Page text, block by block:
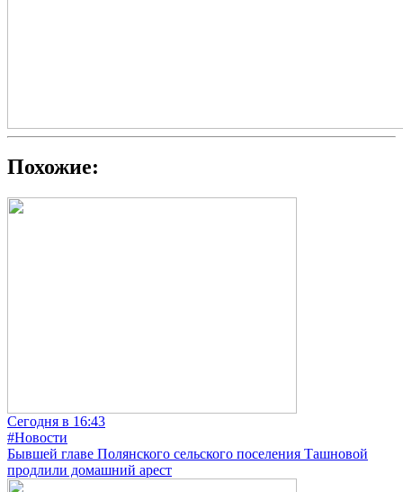
Похожие:
Сегодня в 16:43
#Новости
Бывшей главе Полянского сельского поселения Ташновой
продлили домашний арест